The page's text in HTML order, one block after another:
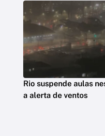
Rio suspende aulas
a alerta de ventos